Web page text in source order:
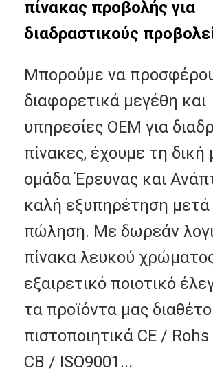
Αρχική Σελίδα
Προϊόντα
Εμφάνιση VR
Σχετικά με εμάς
Γύρος εργοστασίων
Ποιοτικός έλεγχος
επαφή
Όλες οι περιπτώσεις
Blog
Μιλήστε τώρα.
πίνακας προβολής για
διαδραστικούς
Μπορούμε να
διαφορετικά μεγέθη και
υπηρεσίες OEM για
πίνακες, έχουμε τη δική
ομάδα Έρευνας και
καλή εξυπηρέτηση μετά
πώληση. Με δωρεάν
πίνακα λευκού
εξαιρετικό ποιοτικό
τα προϊόντα μας
πιστοποιητικά CE /
CB / ISO9001...